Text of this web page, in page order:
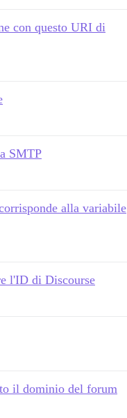
con questo URI di
SMTP
alla variabile
l'ID di Discourse
il dominio del forum